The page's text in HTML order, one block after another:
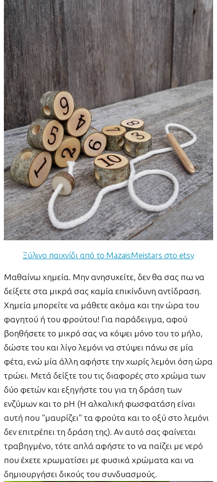
Ξύλινο παιχνίδι από το MazaisMeistars στο etsy
Μαθαίνω χημεία. Μην ανησυχείτε, δεν θα σας πω να
δείξετε στα μικρά σας καμία επικίνδυνη αντίδραση.
Χημεία μπορείτε να μάθετε ακόμα και την ώρα του
φαγητού ή του φρούτου! Για παράδειγμα, αφού
βοηθήσετε το μικρό σας να κόψει μόνο του το μήλο,
δώστε του και λίγο λεμόνι να στύψει πάνω σε μία
φέτα, ενώ μία άλλη αφήστε την χωρίς λεμόνι όση ώρα
τρώει. Μετά δείξτε του τις διαφορές στο χρώμα των
δύο φετών και εξηγήστε του για τη δράση των
ενζύμων και το pH (Η αλκαλική φωσφατάση είναι
αυτή που "μαυρίζει" τα φρούτα και το οξύ στο λεμόνι
δεν επιτρέπει τη δράση της). Αν αυτό σας φαίνεται
τραβηγμένο, τότε απλά αφήστε το να παίζει με νερό
που έχετε χρωματίσει με φυσικά χρώματα και να
δημιουργήσει δικούς του συνδυασμούς.